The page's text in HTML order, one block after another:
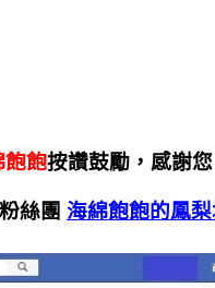
飽飽按讚鼓勵，感謝您
絲團 海綿飽飽的鳳